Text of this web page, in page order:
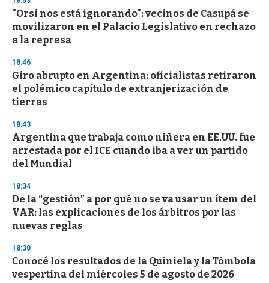
d
s
o
f
3
s
e
c
o
n
"Orsi nos está ignorando": vecinos de Casupá se
movilizaron en el Palacio Legislativo en rechazo
a la represa
18:46
Giro abrupto en Argentina: oficialistas retiraron
el polémico capítulo de extranjerización de
tierras
18:43
Argentina que trabaja como niñera en EE.UU. fue
arrestada por el ICE cuando iba a ver un partido
del Mundial
18:34
De la “gestión” a por qué no se va usar un ítem del
VAR: las explicaciones de los árbitros por las
nuevas reglas
18:30
Conocé los resultados de la Quiniela y la Tómbola
vespertina del miércoles 5 de agosto de 2026